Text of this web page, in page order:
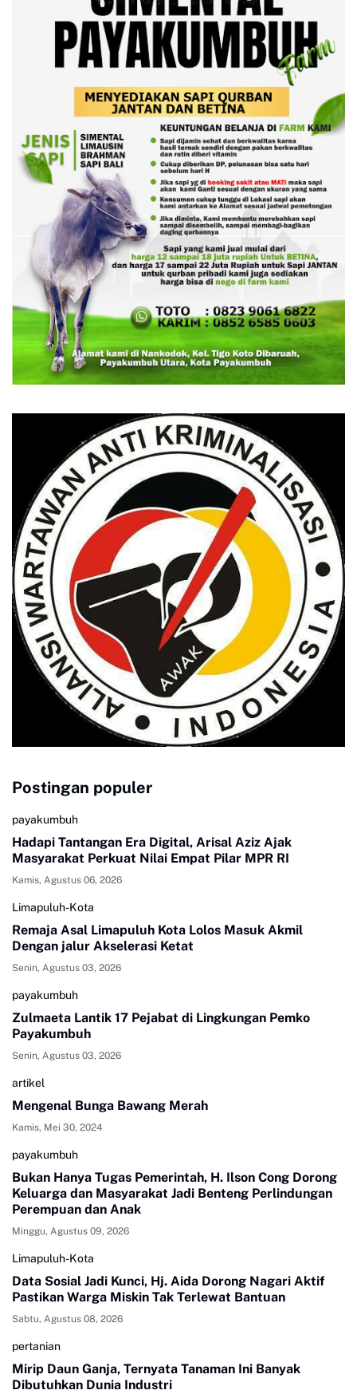
Postingan populer
payakumbuh
Hadapi Tantangan Era Digital, Arisal Aziz Ajak
Masyarakat Perkuat Nilai Empat Pilar MPR RI
Kamis, Agustus 06, 2026
Limapuluh-Kota
Remaja Asal Limapuluh Kota Lolos Masuk Akmil
Dengan jalur Akselerasi Ketat
Senin, Agustus 03, 2026
payakumbuh
Zulmaeta Lantik 17 Pejabat di Lingkungan Pemko
Payakumbuh
Senin, Agustus 03, 2026
artikel
Mengenal Bunga Bawang Merah
Kamis, Mei 30, 2024
payakumbuh
Bukan Hanya Tugas Pemerintah, H. Ilson Cong Dorong
Keluarga dan Masyarakat Jadi Benteng Perlindungan
Perempuan dan Anak
Minggu, Agustus 09, 2026
Limapuluh-Kota
Data Sosial Jadi Kunci, Hj. Aida Dorong Nagari Aktif
Pastikan Warga Miskin Tak Terlewat Bantuan
Sabtu, Agustus 08, 2026
pertanian
Mirip Daun Ganja, Ternyata Tanaman Ini Banyak
Dibutuhkan Dunia Industri